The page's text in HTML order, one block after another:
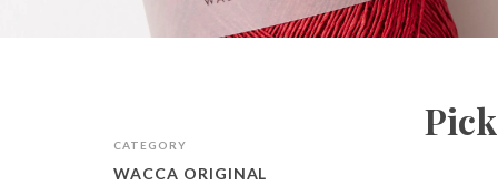
CATEGORY
WACCA ORIGINAL